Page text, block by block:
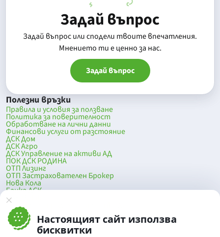
Настоящият сайт използва
бисквитки
Задай въпрос
Задай въпрос или сподели твоите впечатления.
Mнението ти е ценно за нас.
Задай въпрос
Полезни връзки
Правила и условия за ползване
Политика за поверителност
Обработване на лични данни
Финансови услуги от разстояние
ДСК Дом
ДСК Агро
ДСК Управление на активи АД
ПОК ДСК РОДИНА
ОТП Лизинг
ОТП Застрахователен Брокер
Нова Кола
Банка ДСК
DSK Mobile
Оферти за продажба от Банка ДСК
Клонова мрежа и банкомати
До началото на страницата